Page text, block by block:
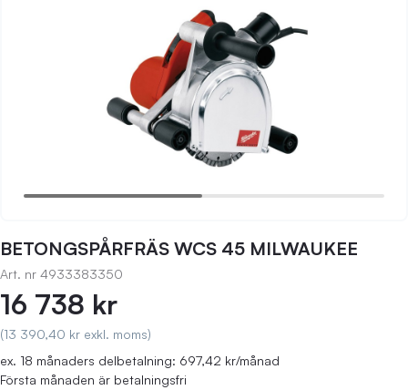
BETONGSPÅRFRÄS WCS 45 MILWAUKEE
Art. nr 4933383350
16 738 kr
(13 390,40 kr exkl. moms)
ex. 18 månaders delbetalning: 697,42 kr/månad
Första månaden är betalningsfri